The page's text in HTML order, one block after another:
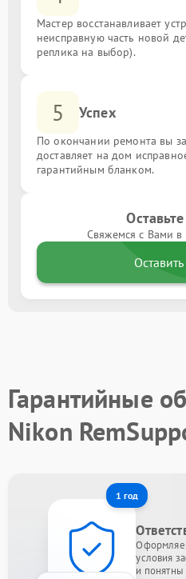
Мастер восстанавливает
неисправную часть новой
реплика на выбор).
5 Успех
По окончании ремонта вы
доставляет на дом
гарантийным бланком.
Свяжемся с Вами
Гарантийные
Nikon
1 год
условия
и понятны